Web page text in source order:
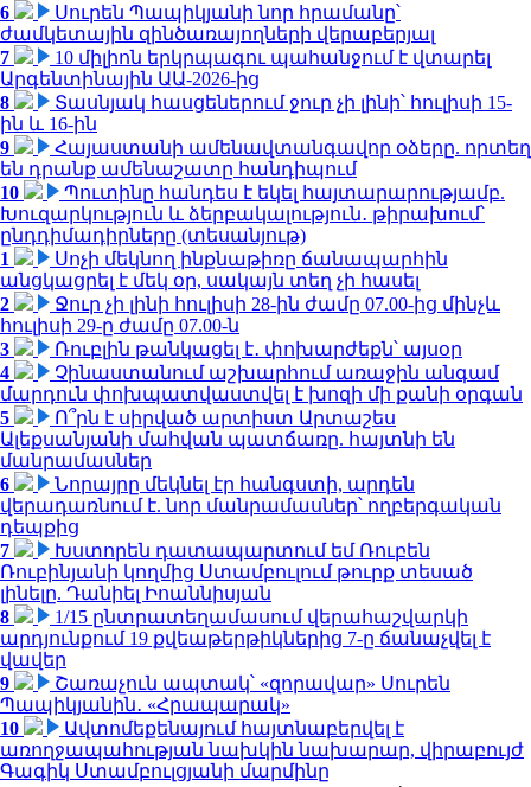
6
Սուրեն Պապիկյանի նոր հրամանը՝
ժամկետային զինծառայողների վերաբերյալ
7
10 միլիոն երկրպագու պահանջում է վտարել
Արգենտինային ԱԱ-2026-ից
8
Տասնյակ հասցեներում ջուր չի լինի՝ հուլիսի 15-
ին և 16-ին
9
Հայաստանի ամենավտանգավոր օձերը. որտեղ
են դրանք ամենաշատը հանդիպում
10
Պուտինը հանդես է եկել հայտարարությամբ.
Խուզարկություն և ձերբակալություն․ թիրախում՝
ընդդիմադիրները (տեսանյութ)
1
Սոչի մեկնող ինքնաթիռը ճանապարհին
անցկացրել է մեկ օր, սակայն տեղ չի հասել
2
Ջուր չի լինի հուլիսի 28-ին ժամը 07.00-ից մինչև
հուլիսի 29-ը ժամը 07.00-ն
3
Ռուբլին թանկացել է․ փոխարժեքն՝ այսօր
4
Չինաստանում աշխարհում առաջին անգամ
մարդուն փոխպատվաստվել է խոզի մի քանի օրգան
5
Ո՞րն է սիրված արտիստ Արտաշես
Ալեքսանյանի մահվան պատճառը. հայտնի են
մանրամասներ
6
Նորայրը մեկնել էր հանգստի, արդեն
վերադառնում է. նոր մանրամասներ՝ ողբերգական
դեպքից
7
Խստորեն դատապարտում եմ Ռուբեն
Ռուբինյանի կողմից Ստամբուլում թուրք տեսած
լինելը. Դանիել Իոաննիսյան
8
1/15 ընտրատեղամասում վերահաշվարկի
արդյունքում 19 քվեաթերթիկներից 7-ը ճանաչվել է
վավեր
9
Շառաչուն ապտակ՝ «զորավար» Սուրեն
Պապիկյանին․ «Հրապարակ»
10
Ավտոմեքենայում հայտնաբերվել է
առողջապահության նախկին նախարար, վիրաբույժ
Գագիկ Ստամբուլցյանի մարմինը